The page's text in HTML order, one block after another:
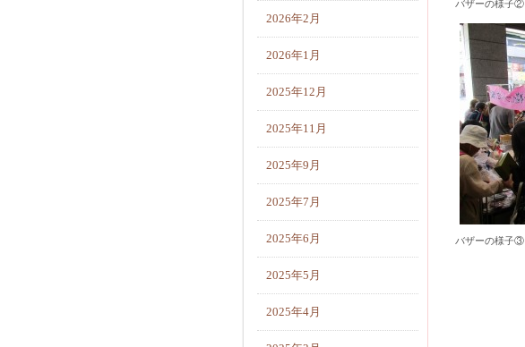
バザーの様子②
バザーの様子③
2026年2月
2026年1月
2025年12月
2025年11月
2025年9月
2025年7月
2025年6月
2025年5月
2025年4月